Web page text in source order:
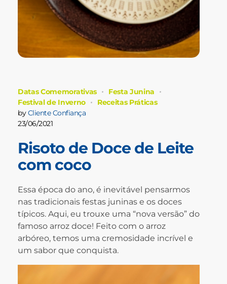
Risoto de Doce de Leite
com coco
23/06/2021
by Cliente Confiança
Datas Comemorativas
Festa Junina
Festival de Inverno
Receitas Práticas
Essa época do ano, é inevitável pensarmos
nas tradicionais festas juninas e os doces
típicos. Aqui, eu trouxe uma “nova versão” do
famoso arroz doce! Feito com o arroz
arbóreo, temos uma cremosidade incrível e
um sabor que conquista.